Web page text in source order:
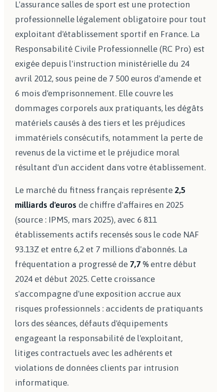
L'assurance salles de sport est une protection
professionnelle légalement obligatoire pour tout
exploitant d'établissement sportif en France. La
Responsabilité Civile Professionnelle (RC Pro) est
exigée depuis l'instruction ministérielle du 24
avril 2012, sous peine de 7 500 euros d'amende et
6 mois d'emprisonnement. Elle couvre les
dommages corporels aux pratiquants, les dégâts
matériels causés à des tiers et les préjudices
immatériels consécutifs, notamment la perte de
revenus de la victime et le préjudice moral
résultant d'un accident dans votre établissement.
Le marché du fitness français représente 2,5
milliards d'euros de chiffre d'affaires en 2025
(source : IPMS, mars 2025), avec 6 811
établissements actifs recensés sous le code NAF
93.13Z et entre 6,2 et 7 millions d'abonnés. La
fréquentation a progressé de 7,7 % entre début
2024 et début 2025. Cette croissance
s'accompagne d'une exposition accrue aux
risques professionnels : accidents de pratiquants
lors des séances, défauts d'équipements
engageant la responsabilité de l'exploitant,
litiges contractuels avec les adhérents et
violations de données clients par intrusion
informatique.